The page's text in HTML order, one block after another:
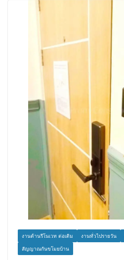
งานด้านรีโนเวท ต่อเติม งานทั่วไปรายวัน
สัญญาณกันขโมยบ้าน